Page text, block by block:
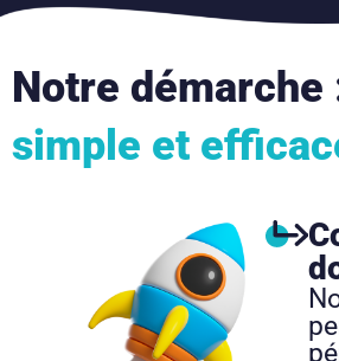
Notre démarche
simple et